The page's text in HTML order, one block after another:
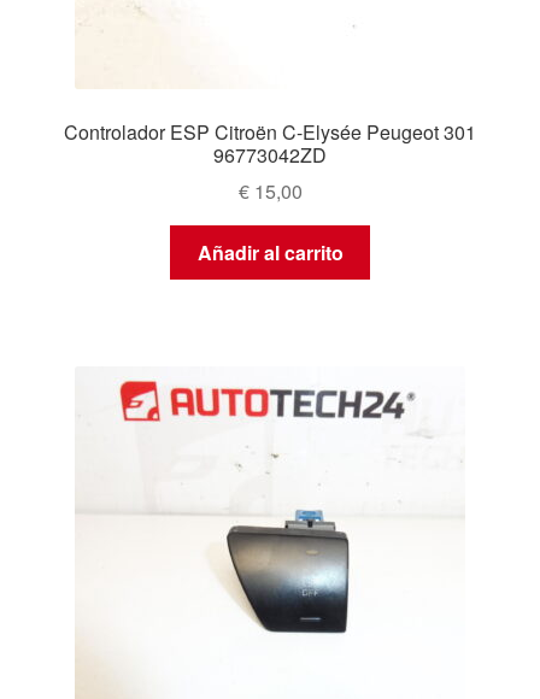
Controlador ESP Citroën C-Elysée Peugeot 301
96773042ZD
€15,00
Añadir al carrito